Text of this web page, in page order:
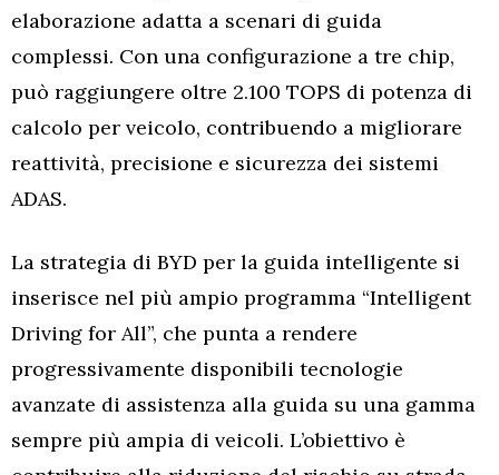
elaborazione adatta a scenari di guida
complessi. Con una configurazione a tre chip,
può raggiungere oltre 2.100 TOPS di potenza di
calcolo per veicolo, contribuendo a migliorare
reattività, precisione e sicurezza dei sistemi
ADAS.
La strategia di BYD per la guida intelligente si
inserisce nel più ampio programma “Intelligent
Driving for All”, che punta a rendere
progressivamente disponibili tecnologie
avanzate di assistenza alla guida su una gamma
sempre più ampia di veicoli. L’obiettivo è